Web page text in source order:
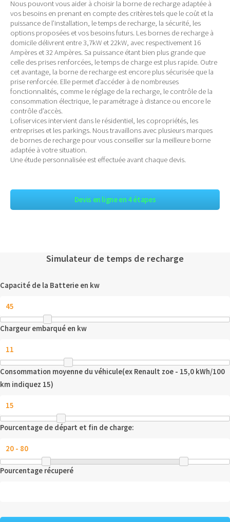
Nous pouvont vous aider à choisir la borne de recharge adaptée à
vos besoins en prenant en compte des critères tels que le coût et la
puissance de l’installation, le temps de recharge, la sécurité, les
options proposées et vos besoins futurs. Les bornes de recharge à
domicile délivrent entre 3,7kW et 22kW, avec respectivement 16
Ampères et 32 Ampères. Sa puissance étant bien plus grande que
celle des prises renforcées, le temps de charge est plus rapide. Outre
cet avantage, la borne de recharge est encore plus sécurisée que la
prise renforcée. Elle permet d’accéder à de nombreuses
fonctionnalités, comme le réglage de la recharge, le contrôle de la
consommation électrique, le paramétrage à distance ou encore le
contrôle d’accès.
Lofiservices intervient dans le résidentiel, les copropriétés, les
entreprises et les parkings. Nous travaillons avec plusieurs marques
de bornes de recharge pour vous conseiller sur la meilleure borne
adaptée à votre situation.
Une étude personnalisée est effectuée avant chaque devis.
Devis en ligne en 4 étapes
Simulateur de temps de recharge
Capacité de la Batterie en kw
Chargeur embarqué en kw
Consommation moyenne du véhicule(ex Renault zoe - 15,0 kWh/100
km indiquez 15)
Pourcentage de départ et fin de charge:
Pourcentage récuperé